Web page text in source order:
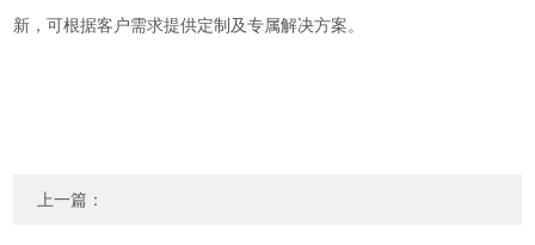
新，可根据客户需求提供定制及专属解决方案。
上一篇：